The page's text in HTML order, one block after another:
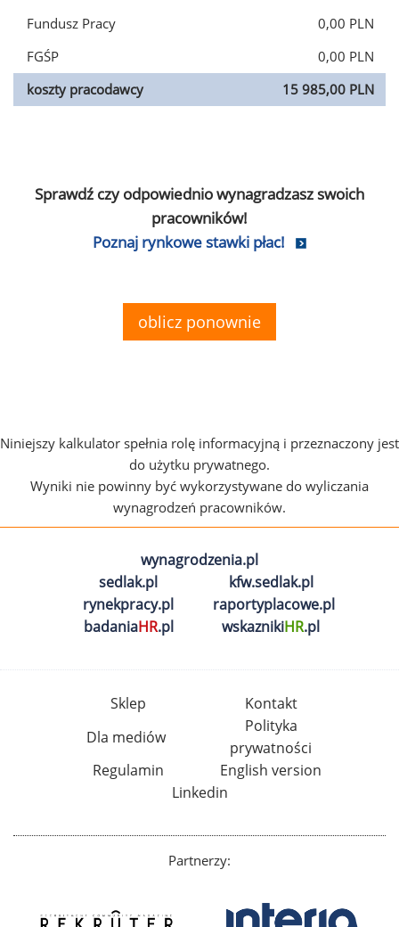
Fundusz Pracy
0,00 PLN
FGŚP
0,00 PLN
koszty pracodawcy
15 985,00 PLN
Sprawdź czy odpowiednio wynagradzasz swoich
pracowników!
Poznaj rynkowe stawki płac!
oblicz ponownie
Niniejszy kalkulator spełnia rolę informacyjną i przeznaczony jest
do użytku prywatnego.
Wyniki nie powinny być wykorzystywane do wyliczania
wynagrodzeń pracowników.
wynagrodzenia.pl
sedlak.pl
kfw.sedlak.pl
rynekpracy.pl
raportyplacowe.pl
badaniaHR.pl wskaznikiHR.pl
Sklep
Kontakt
Dla mediów
Polityka
prywatności
Regulamin
English version
Linkedin
Partnerzy: